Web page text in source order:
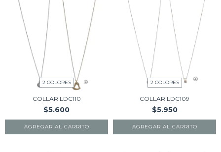
2 COLORES
COLLAR LDC110
$5.600
AGREGAR AL CARRITO
2 COLORES
COLLAR LDC109
$5.950
AGREGAR AL CARRITO